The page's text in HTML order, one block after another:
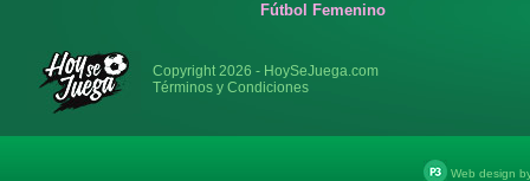
Fútbol Femenino
Copyright 2026 - HoySeJuega.com
Términos y Condiciones
Web design